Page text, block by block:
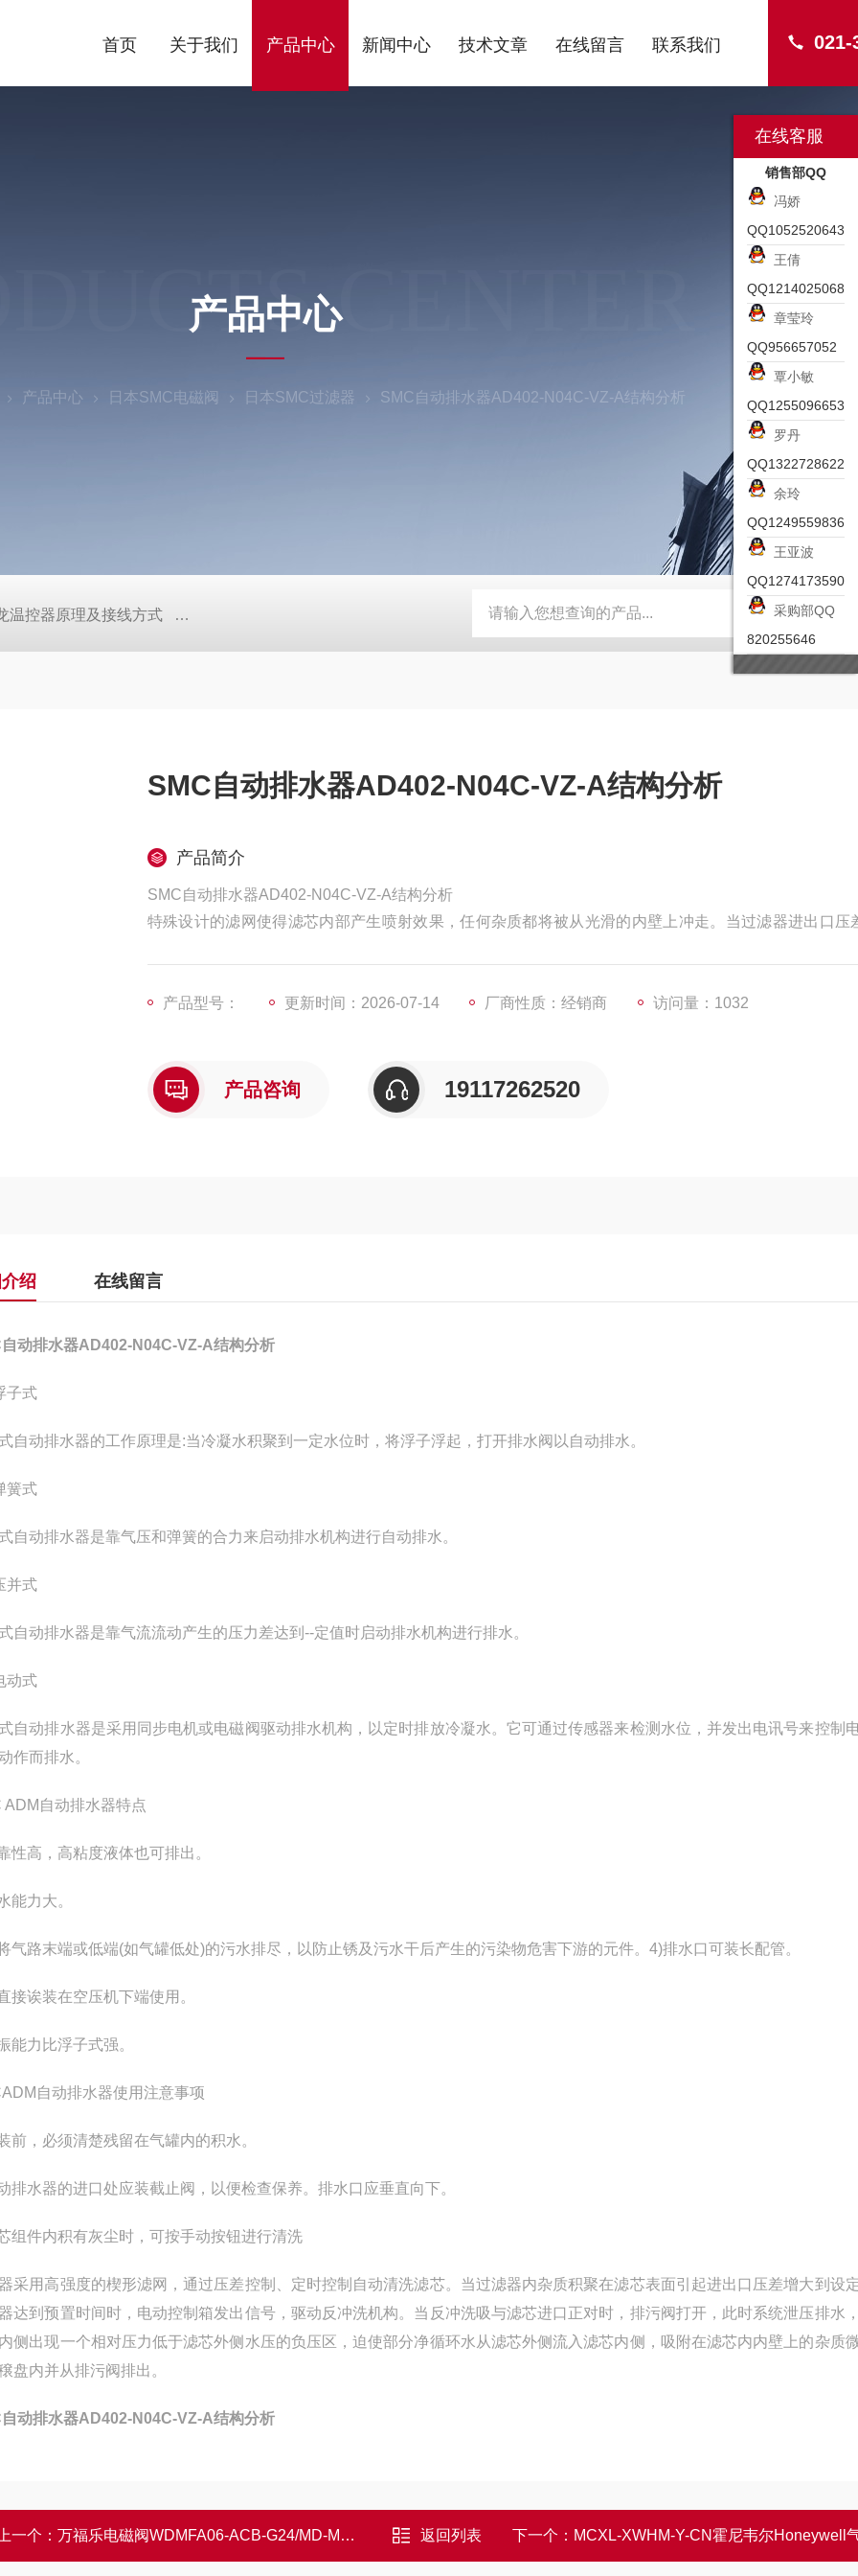
021-
首页 关于我们 产品中心 新闻中心 技术文章 在线留言 联系我们
CENTER
产品中心
产品中心 日本SMC电磁阀 日本SMC过滤器 SMC自动排水器AD402-N04C-VZ-A结构分析
温控器原理及接线方式 日本SMC真空压力开关的中文资料ZK2-ZSEA-A *皮尔兹PILZ安全激光扫描仪 RZMO-TER-
SMC自动排水器AD402-N04C-VZ-A结构分析
产品简介
SMC自动排水器AD402-N04C-VZ-A结构分析
特殊设计的滤网使得滤芯内部产生喷射效果，任何杂质都将被从光滑的内壁上冲走。当过滤器进出口压
产品型号： 更新时间：2026-07-14 厂商性质：经销商 访问量：1032
产品咨询 19117262520
绍 在线留言
动排水器AD402-N04C-VZ-A结构分析
子式
自动排水器的工作原理是:当冷凝水积聚到一定水位时，将浮子浮起，打开排水阀以自动排水。
簧式
自动排水器是靠气压和弹簧的合力来启动排水机构进行自动排水。
并式
自动排水器是靠气流流动产生的压力差达到--定值时启动排水机构进行排水。
动式
自动排水器是采用同步电机或电磁阀驱动排水机构，以定时排放冷凝水。它可通过传感器来检测水位，并发出电讯号来控制
作而排水。
ADM自动排水器特点
性高，高粘度液体也可排出。
能力大。
气路末端或低端(如气罐低处)的污水排尽，以防止锈及污水干后产生的污染物危害下游的元件。4)排水口可装长配管。
接诶装在空压机下端使用。
能力比浮子式强。
自动排水器使用注意事项
前，必须清楚残留在气罐内的积水。
排水器的进口处应装截止阀，以便检查保养。排水口应垂直向下。
组件内积有灰尘时，可按手动按钮进行清洗
采用高强度的楔形滤网，通过压差控制、定时控制自动清洗滤芯。当过滤器内杂质积聚在滤芯表面引起进出口压差增大到设
达到预置时间时，电动控制箱发出信号，驱动反冲洗机构。当反冲洗吸与滤芯进口正对时，排污阀打开，此时系统泄压排水
侧出现一个相对压力低于滤芯外侧水压的负压区，迫使部分净循环水从滤芯外侧流入滤芯内侧，吸附在滤芯内内壁上的杂质
盘内并从排污阀排出。
动排水器AD402-N04C-VZ-A结构分析
一个： 万福乐电磁阀WDMFA06-ACB-G24/MD-M29功能 返回列表 下一个： MCXL-XWHM-Y-CN霍尼韦尔Honeywell气体检测
在线客服
销售部QQ
冯娇
QQ1052520643
王倩
QQ1214025068
章莹玲
QQ956657052
覃小敏
QQ1255096653
罗丹
QQ1322728622
余玲
QQ1249559836
王亚波
QQ1274173590
采购部QQ
820255646